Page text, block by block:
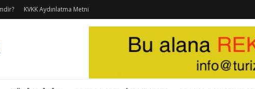
KVKK Aydınlatma Metni